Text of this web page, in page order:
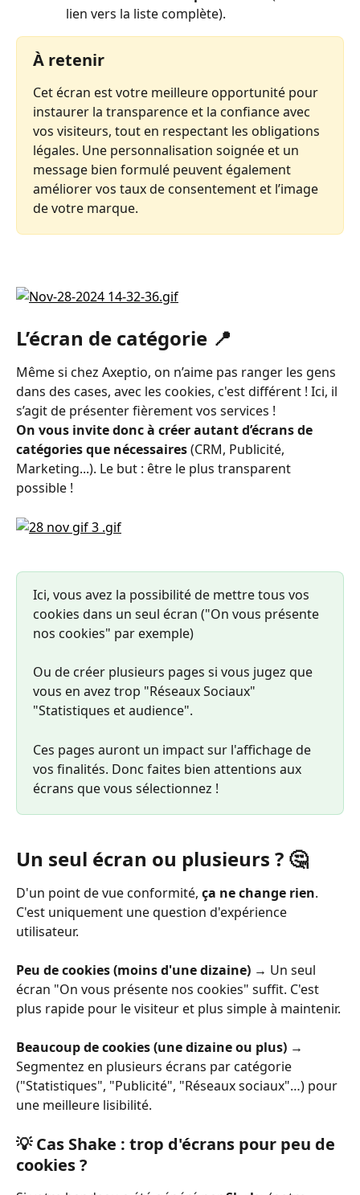
lien vers la liste complète).
À retenir
Cet écran est votre meilleure opportunité pour
instaurer la transparence et la confiance avec
vos visiteurs, tout en respectant les obligations
légales. Une personnalisation soignée et un
message bien formulé peuvent également
améliorer vos taux de consentement et l’image
de votre marque.
L’écran de catégorie 📍
Même si chez Axeptio, on n’aime pas ranger les gens
dans des cases, avec les cookies, c'est différent ! Ici, il
s’agit de présenter fièrement vos services !
On vous invite donc à créer autant d’écrans de
catégories que nécessaires (CRM, Publicité,
Marketing...). Le but : être le plus transparent
possible !
Ici, vous avez la possibilité de mettre tous vos
cookies dans un seul écran ("On vous présente
nos cookies" par exemple)
Ou de créer plusieurs pages si vous jugez que
vous en avez trop "Réseaux Sociaux"
"Statistiques et audience".
Ces pages auront un impact sur l'affichage de
vos finalités. Donc faites bien attentions aux
écrans que vous sélectionnez !
Un seul écran ou plusieurs ? 🤔
D'un point de vue conformité, ça ne change rien.
C'est uniquement une question d'expérience
utilisateur.
Peu de cookies (moins d'une dizaine) → Un seul
écran "On vous présente nos cookies" suffit. C'est
plus rapide pour le visiteur et plus simple à maintenir.
Beaucoup de cookies (une dizaine ou plus) →
Segmentez en plusieurs écrans par catégorie
("Statistiques", "Publicité", "Réseaux sociaux"…) pour
une meilleure lisibilité.
💡 Cas Shake : trop d'écrans pour peu de
cookies ?